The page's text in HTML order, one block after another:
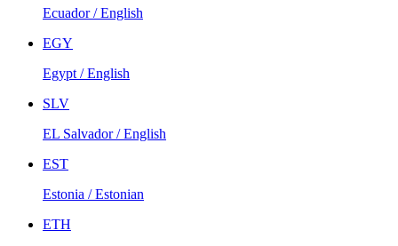
Ecuador / English
EGY
Egypt / English
SLV
EL Salvador / English
EST
Estonia / Estonian
ETH